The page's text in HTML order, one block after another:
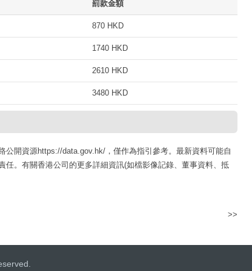
罰款金額
870 HKD
1740 HKD
2610 HKD
3480 HKD
開資源https://data.gov.hk/，僅作為指引參考。最新資料可能自
。有關香港公司的更多詳細資訊(如檔影像記錄、董事資料、抵
>>